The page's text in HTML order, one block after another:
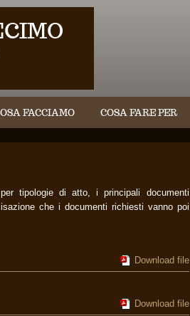
FACCIAMO COSA FARE PER
tipologie di atto, i principali documenti
che i documenti richiesti vanno poi
Download file
Download file